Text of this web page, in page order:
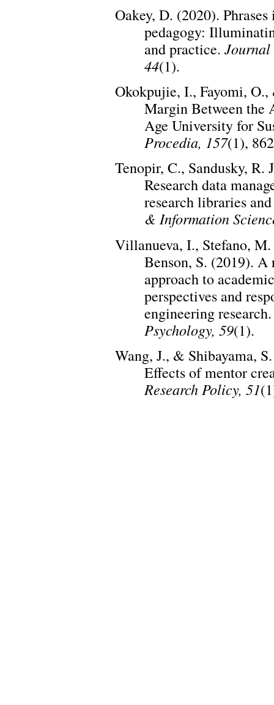
Oakey, D. (2020).
pedagogy:
and practice. Journal
44(1).
Okokpujie, I., Fayomi,
Margin Between the
Age University for
Procedia, 157(1),
Tenopir, C., Sandusky,
Research data
research libraries
& Information
Villanueva, I., Stefano,
Benson, S. (2019).
approach to
perspectives and
engineering
Psychology, 59(1).
Wang, J., & Shibayama,
Effects of mentor
Research Policy, 51